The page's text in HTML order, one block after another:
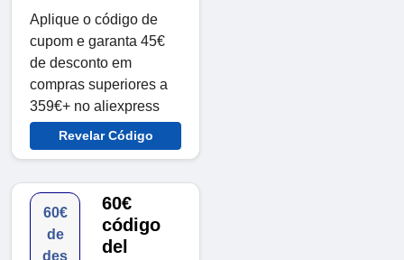
Aplique o código de
cupom e garanta 45€
de desconto em
compras superiores a
359€+ no aliexpress
Revelar Código
60€
de
des
60€
código
del